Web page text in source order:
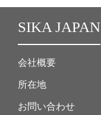
SIKA JAPAN
会社概要
所在地
お問い合わせ